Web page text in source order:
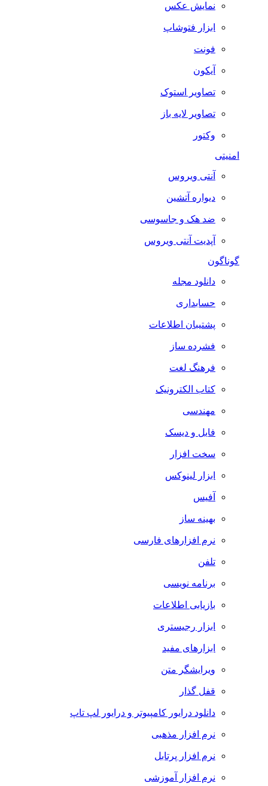
نمایش عکس
ابزار فتوشاپ
فونت
آیکون
تصاویر استوک
تصاویر لایه باز
وکتور
امنیتی
آنتی ویروس
دیواره آتشین
ضد هک و جاسوسی
آپدیت آنتی ویروس
گوناگون
دانلود مجله
حسابداری
پشتیبان اطلاعات
فشرده ساز
فرهنگ لغت
کتاب الکترونیک
مهندسی
فایل و دیسک
سخت افزار
ابزار لینوکس
آفیس
بهینه ساز
نرم افزارهای فارسی
تلفن
برنامه نویسی
بازیابی اطلاعات
ابزار رجیستری
ابزارهای مفید
ویرایشگر متن
قفل گذار
دانلود درایور کامپیوتر و درایور لپ تاپ
نرم افزار مذهبی
نرم افزار پرتابل
نرم افزار آموزشی